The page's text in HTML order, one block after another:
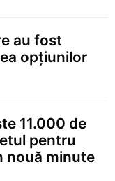
au fost
opțiunilor
11.000 de
pentru
nouă minute